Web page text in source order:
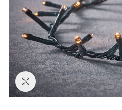
Click to enlarge